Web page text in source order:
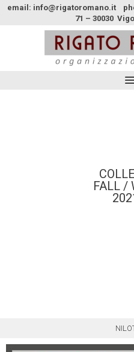
email: info@rigatoromano.it
71 – 30030
FALL /